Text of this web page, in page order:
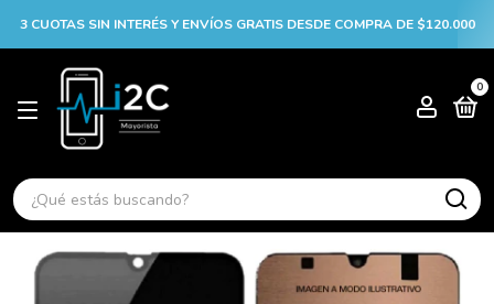
3 CUOTAS SIN INTERÉS Y ENVÍOS GRATIS DESDE COMPRA DE $120.000
0